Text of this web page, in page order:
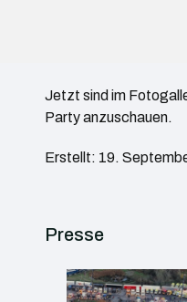
Jetzt sind im
Party anzuschauen.
Erstellt: 19.
Presse